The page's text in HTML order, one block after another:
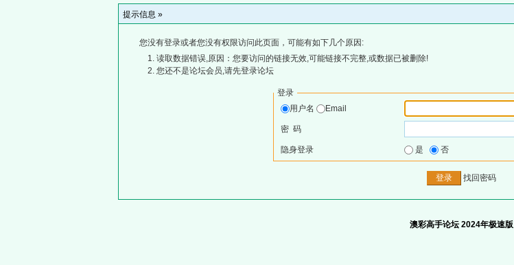
提示信息 »
您没有登录或者您没有权限访问此页面，可能有如下几个原因:
读取数据错误,原因：您要访问的链接无效,可能链接不完整,或数据已被删除!
您还不是论坛会员,请先登录论坛
登录
用户名
Email
密 码
隐身登录 是 否
找回密码
澳彩高手论坛 2024年极速版